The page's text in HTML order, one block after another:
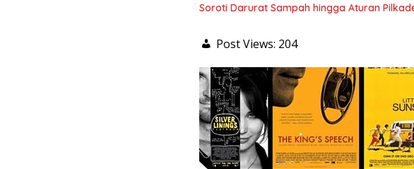
Soroti Darurat Sampah hingga Aturan
Post Views: 204